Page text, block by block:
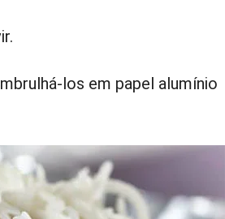
los em papel alumínio